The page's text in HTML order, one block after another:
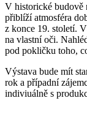
V historické budově
přiblíží atmosféra
z konce 19. století.
na vlastní oči.
pod pokličku toho,
Výstava bude mít
rok a případní
indiviuálně s